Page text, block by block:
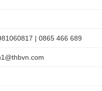
| 0865 466 689